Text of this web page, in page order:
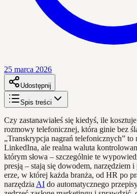
25 marca 2026
Udostępnij
Spis treści
Czy zastanawiałeś się kiedyś, ile
rozmowy telefonicznej, która ginie bez
„Transkrypcja nagrań telefonicznych”
LinkedIna, ale realna waluta
którym słowa – szczególnie te
presją – stają się dowodem, narzędziem
erze, w której każda branża, od HR po
narzędzia AI do automatycznego